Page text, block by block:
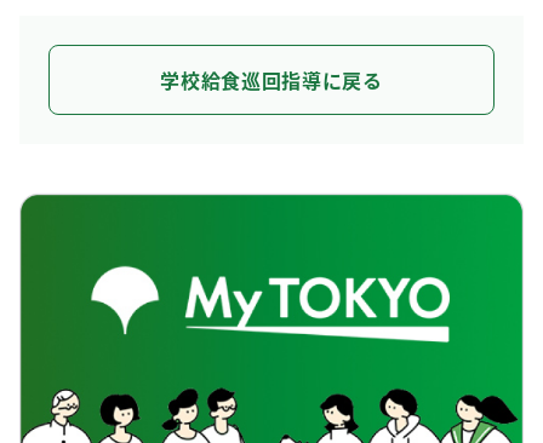
学校給食巡回指導に戻る